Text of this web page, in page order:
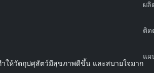
าให้วัตถุปศุสัตว์มีสุขภาพดีขึ้น และสบายใจมาก
ผ
ติด
แผ